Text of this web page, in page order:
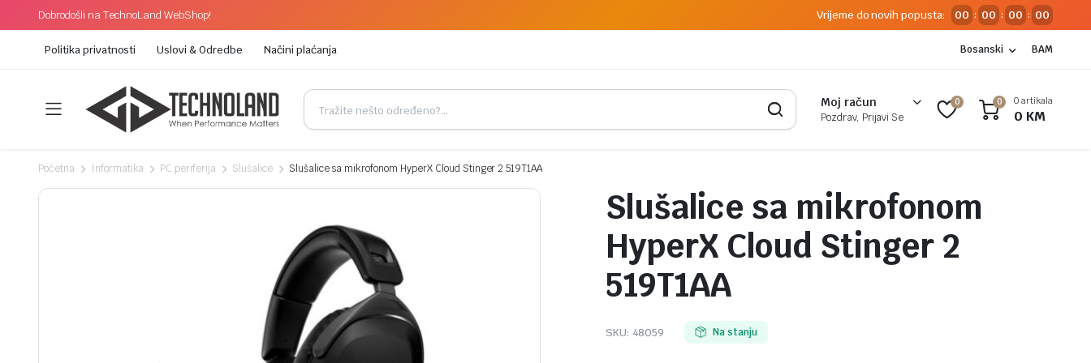
Dobrodošli na TechnoLand WebShop! Vrijeme do novih popusta: 00 : 00 : 00 : 00
Politika privatnosti Uslovi & Odredbe Načini plaćanja Bosanski BAM
Moj račun
Pozdrav, Prijavi Se
0 0 0 artikala
0 KM
Početna Informatika PC periferija Slušalice Slušalice sa mikrofonom HyperX Cloud Stinger 2 519T1AA
Slušalice sa mikrofonom
HyperX Cloud Stinger 2
519T1AA
SKU: 48059 Na stanju